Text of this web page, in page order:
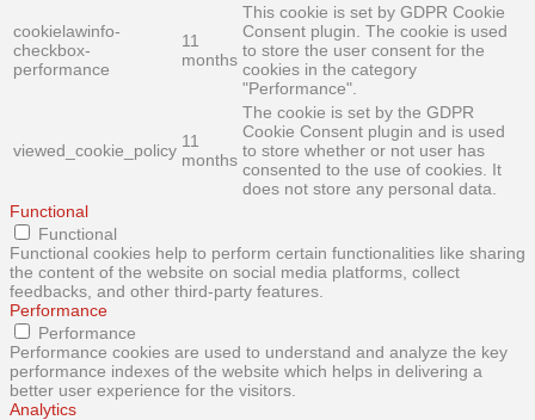
cookielawinfo-
checkbox-
performance
11
months
This cookie is set by GDPR Cookie
Consent plugin. The cookie is used
to store the user consent for the
cookies in the category
"Performance".
viewed_cookie_policy 11
months
The cookie is set by the GDPR
Cookie Consent plugin and is used
to store whether or not user has
consented to the use of cookies. It
does not store any personal data.
Functional
Functional
Functional cookies help to perform certain functionalities like sharing
the content of the website on social media platforms, collect
feedbacks, and other third-party features.
Performance
Performance
Performance cookies are used to understand and analyze the key
performance indexes of the website which helps in delivering a
better user experience for the visitors.
Analytics